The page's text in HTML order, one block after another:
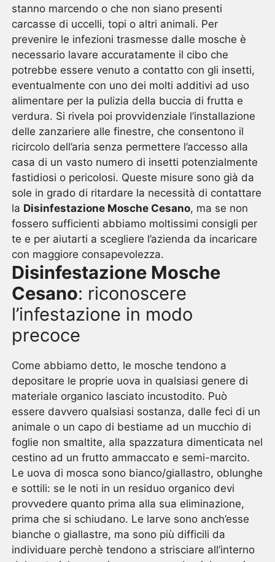
stanno marcendo o che non siano presenti
carcasse di uccelli, topi o altri animali. Per
prevenire le infezioni trasmesse dalle mosche è
necessario lavare accuratamente il cibo che
potrebbe essere venuto a contatto con gli insetti,
eventualmente con uno dei molti additivi ad uso
alimentare per la pulizia della buccia di frutta e
verdura. Si rivela poi provvidenziale l’installazione
delle zanzariere alle finestre, che consentono il
ricircolo dell’aria senza permettere l’accesso alla
casa di un vasto numero di insetti potenzialmente
fastidiosi o pericolosi. Queste misure sono già da
sole in grado di ritardare la necessità di contattare
la Disinfestazione Mosche Cesano, ma se non
fossero sufficienti abbiamo moltissimi consigli per
te e per aiutarti a scegliere l’azienda da incaricare
con maggiore consapevolezza.
Disinfestazione Mosche
Cesano: riconoscere
l’infestazione in modo
precoce
Come abbiamo detto, le mosche tendono a
depositare le proprie uova in qualsiasi genere di
materiale organico lasciato incustodito. Può
essere davvero qualsiasi sostanza, dalle feci di un
animale o un capo di bestiame ad un mucchio di
foglie non smaltite, alla spazzatura dimenticata nel
cestino ad un frutto ammaccato e semi-marcito.
Le uova di mosca sono bianco/giallastro, oblunghe
e sottili: se le noti in un residuo organico devi
provvedere quanto prima alla sua eliminazione,
prima che si schiudano. Le larve sono anch’esse
bianche o giallastre, ma sono più difficili da
individuare perchè tendono a strisciare all’interno